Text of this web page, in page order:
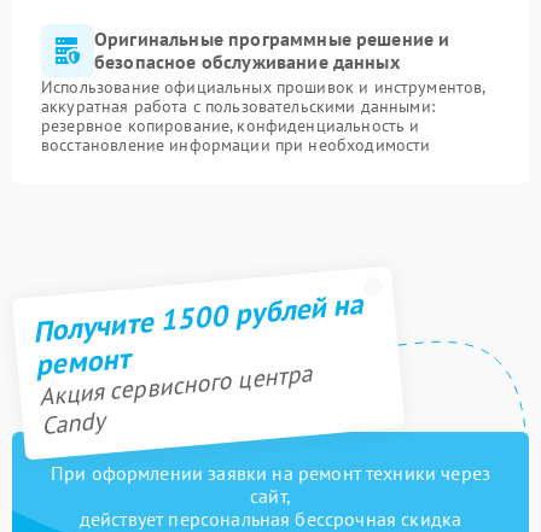
Оригинальные программные решение и
безопасное обслуживание данных
Использование официальных прошивок и инструментов,
аккуратная работа с пользовательскими данными:
резервное копирование, конфиденциальность и
восстановление информации при необходимости
Получите 1500 рублей на
ремонт
Акция сервисного центра
Candy
При оформлении заявки на ремонт техники через
сайт,
действует персональная бессрочная скидка